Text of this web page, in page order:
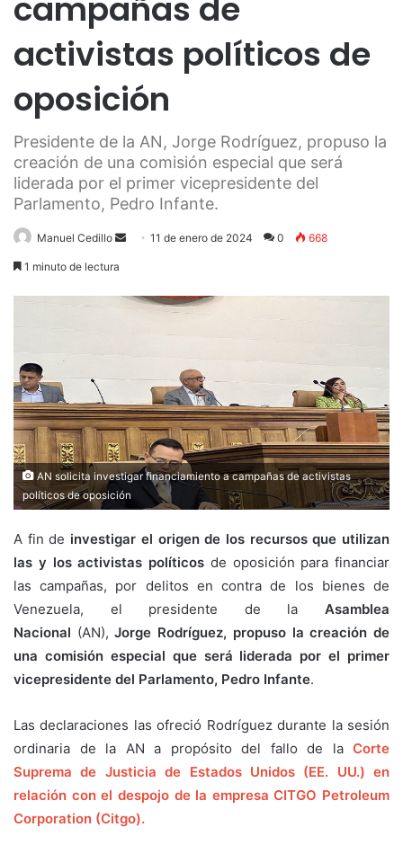
campañas de
activistas políticos de
oposición
Presidente de la AN, Jorge Rodríguez, propuso la
creación de una comisión especial que será
liderada por el primer vicepresidente del
Parlamento, Pedro Infante.
Manuel Cedillo
Send11 de enero de 2024 0 668
1 minuto de lectura
AN solicita investigar financiamiento a campañas de activistas
políticos de oposición
A fin de investigar el origen de los recursos que utilizan
las y los activistas políticos de oposición para financiar
las campañas, por delitos en contra de los bienes de
Venezuela, el presidente de la Asamblea
Nacional (AN),Jorge Rodríguez, propuso la creación de
una comisión especial que será liderada por el primer
vicepresidente del Parlamento, Pedro Infante.
Las declaraciones las ofreció Rodríguez durante la sesión
ordinaria de la AN a propósito del fallo de la Corte
Suprema de Justicia de Estados Unidos (EE. UU.) en
relación con el despojo de la empresa CITGO Petroleum
Corporation (Citgo).